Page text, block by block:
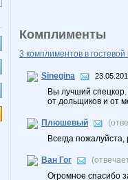
Комплименты
3 комплиментов в гостевой
Sinegina
Вы лучший спецкор.
от дольщиков и от
Плюшевый
Всегда
Ван Гог
Огромное спасибо